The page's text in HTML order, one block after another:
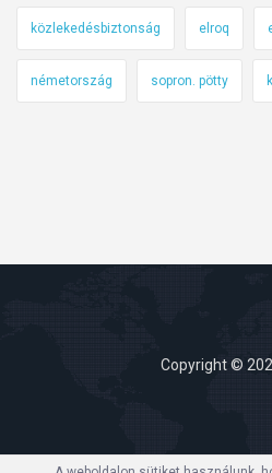
közlekedésbiztonság elroq
németország sopron. pötty
Copyright ©